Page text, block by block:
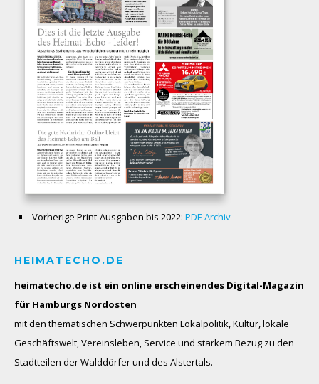
Vorherige Print-Ausgaben bis 2022: PDF-Archiv
HEIMATECHO.DE
heimatecho.de ist ein online erscheinendes Digital-Magazin
für Hamburgs Nordosten
mit den thematischen Schwerpunkten Lokalpolitik, Kultur, lokale
Geschäftswelt, Vereinsleben, Service und starkem Bezug zu den
Stadtteilen der Walddörfer und des Alstertals.